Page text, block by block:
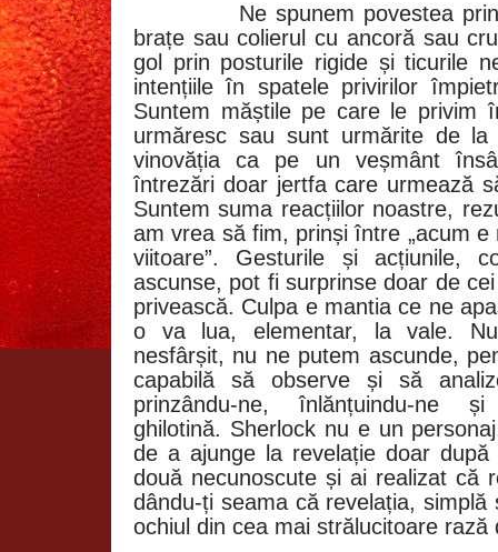
Ne spunem povestea
brațe sau colierul cu ancoră sau
gol prin posturile rigide și ticurile
intențiile în spatele privirilor
Suntem măștile pe care le privim
urmăresc sau sunt urmărite de
vinovăția ca pe un veșmânt
întrezări doar jertfa care urmează
Suntem suma reacțiilor noastre,
am vrea să fim, prinși între „acum e
viitoare”. Gesturile și acțiunile,
ascunse, pot fi surprinse doar de
privească. Culpa e mantia ce ne
o va lua, elementar, la vale.
nesfârșit, nu ne putem ascunde,
capabilă să observe și să
prinzându-ne, înlănțuindu-ne
ghilotină. Sherlock nu e un
de a ajunge la revelație doar
două necunoscute și ai realizat că
dându-ți seama că revelația,
ochiul din cea mai strălucitoare rază